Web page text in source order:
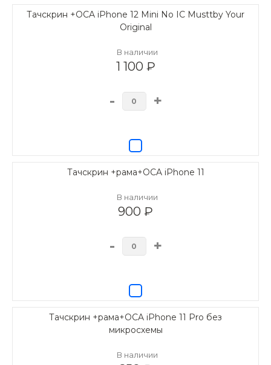
Тачскрин +OCA iPhone 12 Mini No IC Musttby Your
Original
В наличии
1 100 ₽
- +
Тачскрин +рама+OCA iPhone 11
В наличии
900 ₽
- +
Тачскрин +рама+OCA iPhone 11 Pro без
микросхемы
В наличии